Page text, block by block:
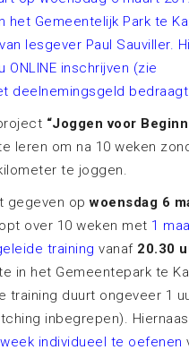
het Gemeentelijk Park te
lesgever Paul Sauviller.
ONLINE inschrijven (zie
deelnemingsgeld bedraagt
“Joggen voor
leren om na 10 weken
te joggen.
gegeven opwoensdag 6
over 10 weken met 1
training vanaf 20.30
in het Gemeentepark te
training duurt ongeveer 1
inbegrepen).
individueel te oefenen